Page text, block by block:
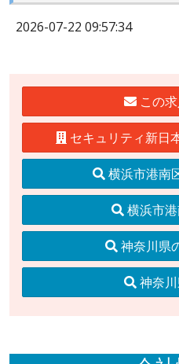
2026-07-22 09:57:34
この
セキュリティ新日
横浜市港南
横浜市
神奈川県
神奈